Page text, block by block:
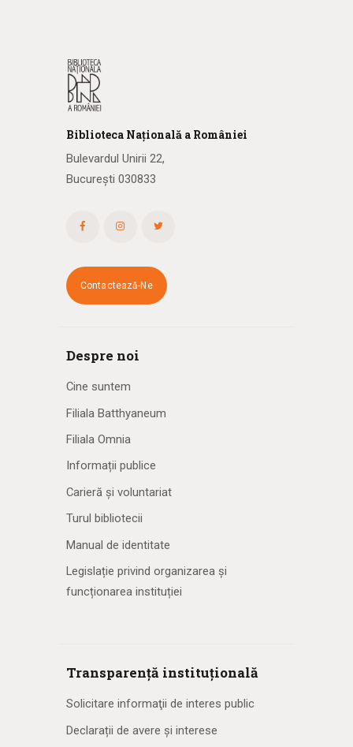
Biblioteca Națională a României
Bulevardul Unirii 22,
București 030833
Contactează-Ne
Despre noi
Cine suntem
Filiala Batthyaneum
Filiala Omnia
Informații publice
Carieră și voluntariat
Turul bibliotecii
Manual de identitate
Legislație privind organizarea și
funcționarea instituției
Transparență instituțională
Solicitare informaţii de interes public
Declarații de avere și interese